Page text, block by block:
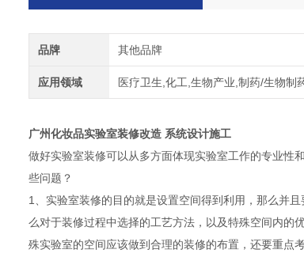
品牌 其他品牌
应用领域 医疗卫生,化工,生物产业,制药/生物制
广州化妆品实验室装修改造 系统设计施工
做好实验室装修可以从多方面体现实验室工作的专业性
些问题？
1、实验室装修的目的就是设置空间得到利用，那么并
么对于装修过程中选择的工艺方法，以及特殊空间内的
殊实验室的空间应该做到合理的装修的布置，还要重点